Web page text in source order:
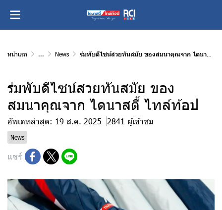
หน้าแรก ... News ร่มพับดีไซน์สวยทันสมัย ของสมนาคุณจาก ไดนาสตี้ ไทล์ท้อป
ร่มพับดีไซน์สวยทันสมัย ของ
สมนาคุณจาก ไดนาสตี้ ไทล์ท้อป
อัพเดทล่าสุด: 19 ส.ค. 2025 2841 ผู้เข้าชม
News
แชร์